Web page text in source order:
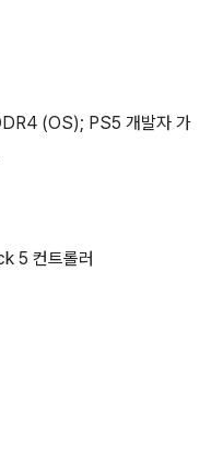
(OS); PS5 개발자 가
5 컨트롤러